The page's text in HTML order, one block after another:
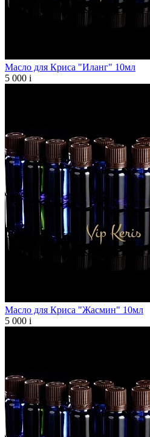
Масло для Криса "Иланг" 10мл
5 000 i
Масло для Криса "Жасмин" 10мл
5 000 i